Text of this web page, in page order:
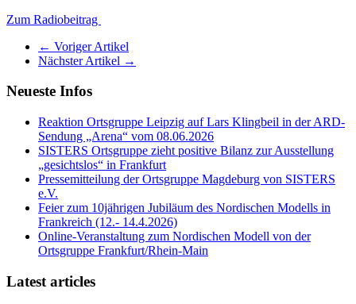
Zum Radiobeitrag
← Voriger Artikel
Nächster Artikel →
Neueste Infos
Reaktion Ortsgruppe Leipzig auf Lars Klingbeil in der ARD-
Sendung „Arena“ vom 08.06.2026
SISTERS Ortsgruppe zieht positive Bilanz zur Ausstellung
„gesichtslos“ in Frankfurt
Pressemitteilung der Ortsgruppe Magdeburg von SISTERS
e.V.
Feier zum 10jährigen Jubiläum des Nordischen Modells in
Frankreich (12.- 14.4.2026)
Online-Veranstaltung zum Nordischen Modell von der
Ortsgruppe Frankfurt/Rhein-Main
Latest articles